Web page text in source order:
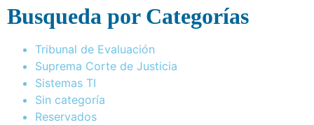
Busqueda por Categorías
Tribunal de Evaluación
Suprema Corte de Justicia
Sistemas TI
Sin categoría
Reservados